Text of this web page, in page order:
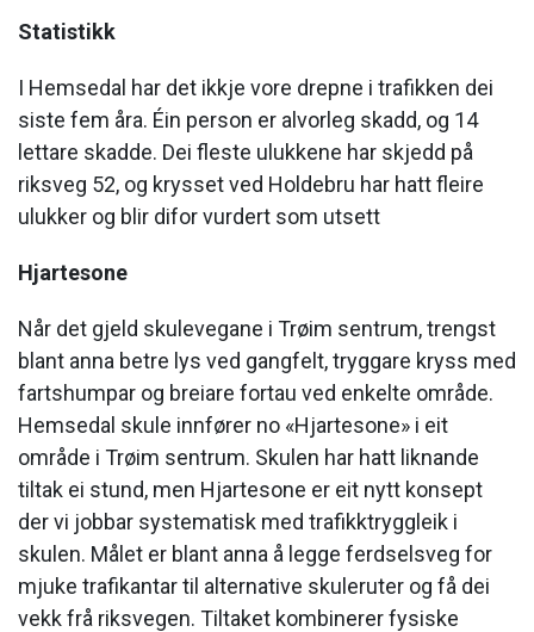
Statistikk
I Hemsedal har det ikkje vore drepne i trafikken dei
siste fem åra. Éin person er alvorleg skadd, og 14
lettare skadde. Dei fleste ulukkene har skjedd på
riksveg 52, og krysset ved Holdebru har hatt fleire
ulukker og blir difor vurdert som utsett
Hjartesone
Når det gjeld skulevegane i Trøim sentrum, trengst
blant anna betre lys ved gangfelt, tryggare kryss med
fartshumpar og breiare fortau ved enkelte område.
Hemsedal skule innfører no «Hjartesone» i eit
område i Trøim sentrum. Skulen har hatt liknande
tiltak ei stund, men Hjartesone er eit nytt konsept
der vi jobbar systematisk med trafikktryggleik i
skulen. Målet er blant anna å legge ferdselsveg for
mjuke trafikantar til alternative skuleruter og få dei
vekk frå riksvegen. Tiltaket kombinerer fysiske